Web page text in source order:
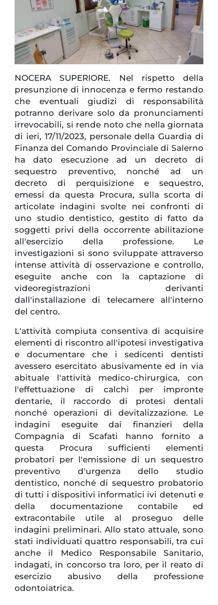
NOCERA SUPERIORE. Nel rispetto della
presunzione di innocenza e fermo restando
che eventuali giudizi di responsabilità
potranno derivare solo da pronunciamenti
irrevocabili, si rende noto che nella giornata
di ieri, 17/11/2023, personale della Guardia di
Finanza del Comando Provinciale di Salerno
ha dato esecuzione ad un decreto di
sequestro preventivo, nonché ad un
decreto di perquisizione e sequestro,
emessi da questa Procura, sulla scorta di
articolate indagini svolte nei confronti di
uno studio dentistico, gestito di fatto da
soggetti privi della occorrente abilitazione
all'esercizio della professione. Le
investigazioni si sono sviluppate attraverso
intense attività di osservazione e controllo,
eseguite anche con la captazione di
videoregistrazioni derivanti
dall'installazione di telecamere all'interno
del centro.
L'attività compiuta consentiva di acquisire
elementi di riscontro all'ipotesi investigativa
e documentare che i sedicenti dentisti
avessero esercitato abusivamente ed in via
abituale l'attività medico-chirurgica, con
l'effettuazione di calchi per impronte
dentarie, il raccordo di protesi dentali
nonché operazioni di devitalizzazione. Le
indagini eseguite dai finanzieri della
Compagnia di Scafati hanno fornito a
questa Procura sufficienti elementi
probatori per l'emissione di un sequestro
preventivo d'urgenza dello studio
dentistico, nonché di sequestro probatorio
di tutti i dispositivi informatici ivi detenuti e
della documentazione contabile ed
extracontabile utile al proseguo delle
indagini preliminari. Allo stato attuale, sono
stati individuati quattro responsabili, tra cui
anche il Medico Responsabile Sanitario,
indagati, in concorso tra loro, per il reato di
esercizio abusivo della professione
odontoiatrica.